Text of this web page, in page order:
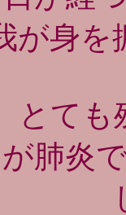
が身
とても
肺炎